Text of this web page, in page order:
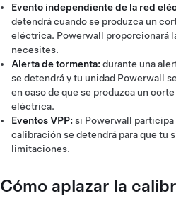
Evento independiente de la red
detendrá cuando se produzca un
eléctrica. Powerwall proporcionará
necesites.
Alerta de tormenta: durante una
se detendrá y tu unidad Powerwall
en caso de que se produzca un
eléctrica.
Eventos VPP: si Powerwall participa
calibración se detendrá para que tu
limitaciones.
Cómo aplazar la